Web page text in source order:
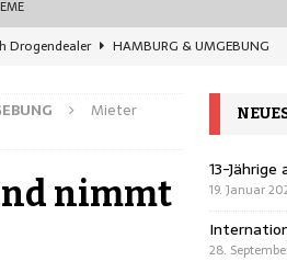
Drogendealer HAMBURG & UMGEBUNG
HAMBURG & UMGEBUNG
jetzt online ummelden
Mieter
nimmt
13-
19. Januar
28.